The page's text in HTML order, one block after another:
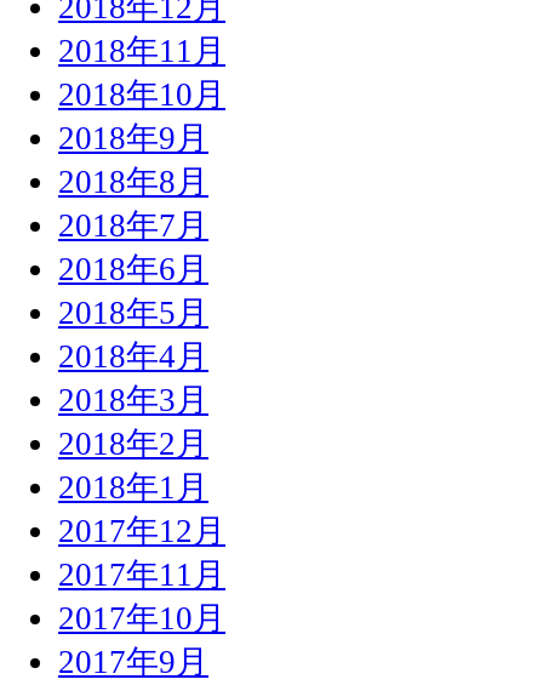
2018年12月
2018年11月
2018年10月
2018年9月
2018年8月
2018年7月
2018年6月
2018年5月
2018年4月
2018年3月
2018年2月
2018年1月
2017年12月
2017年11月
2017年10月
2017年9月